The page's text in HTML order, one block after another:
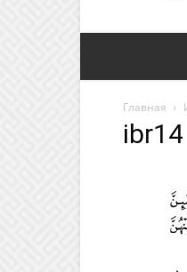
Главная
ibr14